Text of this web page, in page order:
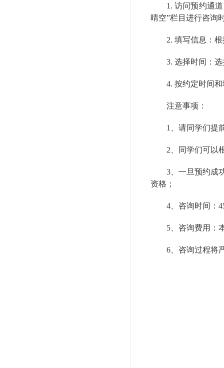
1. 访问预约通
晴空”栏目进行咨询
2. 填写信息：
3. 选择时间：
4. 按约定时间
注意事项：
1、请同学们提
2、同学们可以
3、一旦预约成
资格；
4、咨询时间：
5、咨询费用：
6、咨询过程将